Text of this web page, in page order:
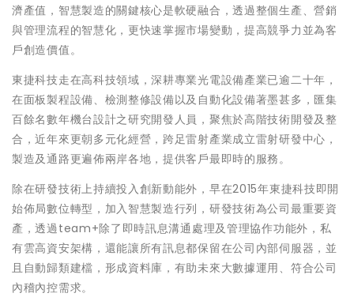
濟產值，智慧製造的關鍵核心是軟硬融合，透過整個生產、營銷
與管理流程的智慧化，更快速掌握市場變動，提高競爭力並為客
戶創造價值。
東捷科技走在高科技領域，深耕專業光電設備產業已逾二十年，
在面板製程設備、檢測整修設備以及自動化設備著墨甚多，匯集
百餘名數年機台設計之研究開發人員，聚焦於高階技術開發及整
合，近年來更朝多元化經營，跨足雷射產業成立雷射研發中心，
製造及通路更遍佈兩岸各地，提供客戶最即時的服務。
除在研發技術上持續投入創新動能外，早在2015年東捷科技即開
始佈局數位轉型，加入智慧製造行列，研發技術為公司最重要資
產，透過team+除了即時訊息溝通處理及管理協作功能外，私
有雲高資安架構，還能讓所有訊息都保留在公司內部伺服器，並
且自動歸類建檔，形成資料庫，有助未來大數據運用、符合公司
內稽內控需求。